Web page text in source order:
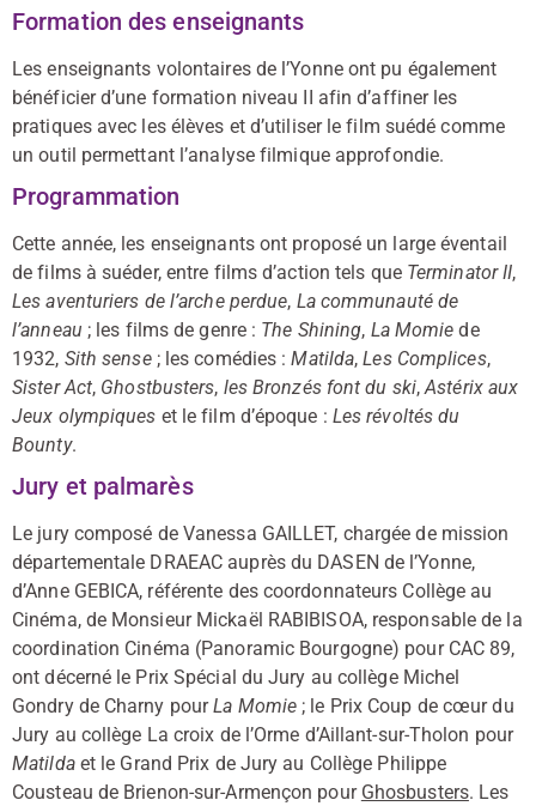
Formation des enseignants
Les enseignants volontaires de l’Yonne ont pu également
bénéficier d’une formation niveau II afin d’affiner les
pratiques avec les élèves et d’utiliser le film suédé comme
un outil permettant l’analyse filmique approfondie.
Programmation
Cette année, les enseignants ont proposé un large éventail
de films à suéder, entre films d’action tels que Terminator II,
Les aventuriers de l’arche perdue, La communauté de
l’anneau ; les films de genre : The Shining, La Momie de
1932, Sith sense; les comédies :Matilda,Les Complices,
Sister Act, Ghostbusters, les Bronzés font du ski,Astérix aux
Jeux olympiques et le film d’époque : Les révoltés du
Bounty.
Jury et palmarès
Le jury composé de Vanessa GAILLET, chargée de mission
départementale DRAEAC auprès du DASEN de l’Yonne,
d’Anne GEBICA, référente des coordonnateurs Collège au
Cinéma, de Monsieur Mickaël RABIBISOA, responsable de la
coordination Cinéma (Panoramic Bourgogne) pour CAC 89,
ont décerné le Prix Spécial du Jury au collège Michel
Gondry de Charny pourLa Momie ; le Prix Coup de cœur du
Jury au collège La croix de l’Orme d’Aillant-sur-Tholon pour
Matildaet le Grand Prix de Jury au Collège Philippe
Cousteau de Brienon-sur-Armençon pour Ghosbusters. Les